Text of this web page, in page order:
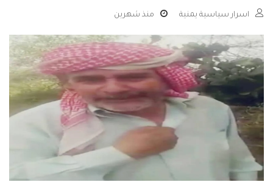
اسرار سياسية يمنية منذ شهرين